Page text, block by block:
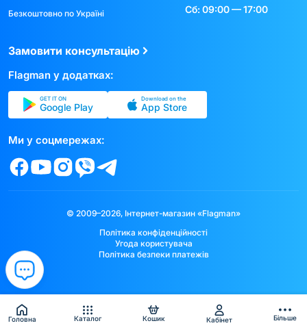
Головна Каталог Кошик Кабінет Більше
Безкоштовно по Україні
Сб: 09:00 — 17:00
Замовити консультацію
Flagman у додатках:
GET IT ON
Google Play
Download on the
App Store
Ми у соцмережах:
© 2009–2026, Інтернет-магазин «Flagman»
Політика конфіденційності
Угода користувача
Політика безпеки платежів